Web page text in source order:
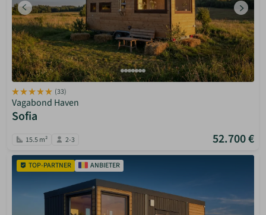
(33)
Vagabond Haven
Sofia
15.5 m² 2-3 52.700 €
TOP-PARTNER ANBIETER